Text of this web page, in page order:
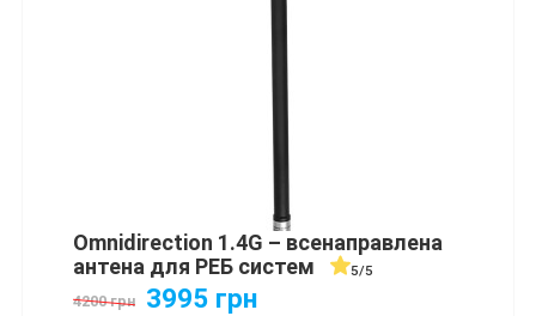
Omnidirection 1.4G – всенаправлена
антена для РЕБ систем
5/5
4200 грн 3995 грн